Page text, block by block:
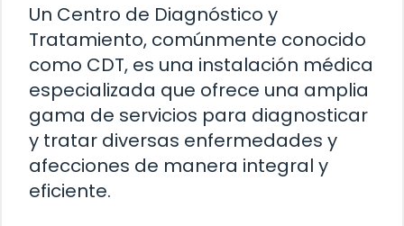
Un Centro de Diagnóstico y
Tratamiento, comúnmente conocido
como CDT, es una instalación médica
especializada que ofrece una amplia
gama de servicios para diagnosticar
y tratar diversas enfermedades y
afecciones de manera integral y
eficiente.